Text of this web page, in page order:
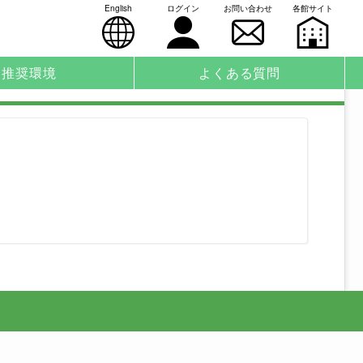
English ログイン お問い合わせ 各館サイト
推奨環境 よくある質問